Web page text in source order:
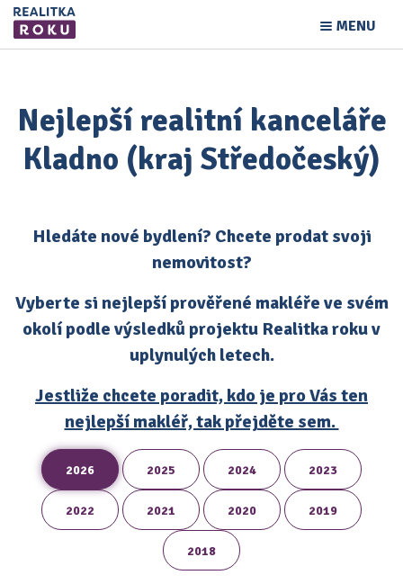
MENU
Nejlepší realitní kanceláře
Kladno (kraj Středočeský)
Hledáte nové bydlení? Chcete prodat svoji
nemovitost?
Vyberte si nejlepší prověřené makléře ve svém
okolí podle výsledků projektu Realitka roku v
uplynulých letech.
Jestliže chcete poradit, kdo je pro Vás ten
nejlepší makléř, tak přejděte sem.
2026 2025 2024 2023
2022 2021 2020 2019
2018